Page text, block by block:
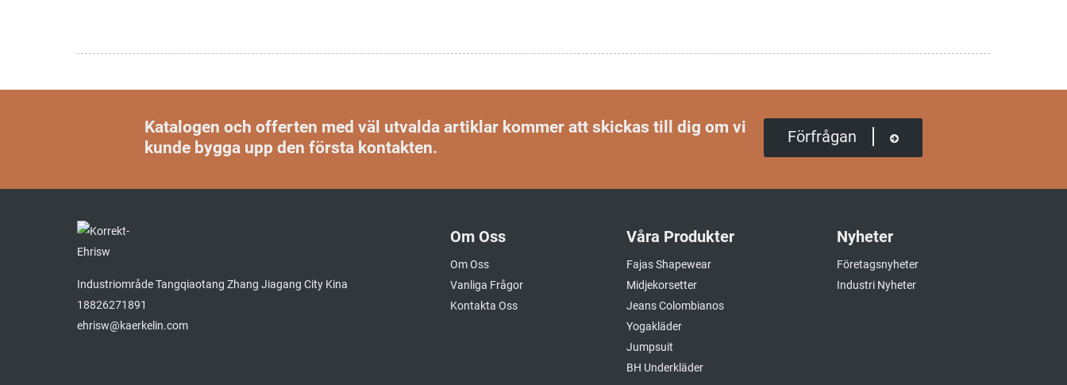
Katalogen och offerten med väl utvalda artiklar kommer att skickas till dig om vi
kunde bygga upp den första kontakten.
Förfrågan
Industriområde Tangqiaotang Zhang Jiagang City Kina
18826271891
ehrisw@kaerkelin.com
Om Oss
Om Oss
Vanliga Frågor
Kontakta Oss
Våra Produkter
Fajas Shapewear
Midjekorsetter
Jeans Colombianos
Yogakläder
Jumpsuit
BH Underkläder
Nyheter
Företagsnyheter
Industri Nyheter